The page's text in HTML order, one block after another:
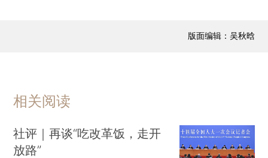
版面编辑：吴秋晗
相关阅读
社评｜再谈“吃改革饭，走开
放路”